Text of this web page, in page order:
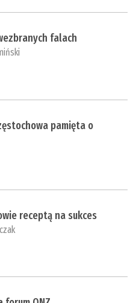
falach
pamięta o
receptą na sukces